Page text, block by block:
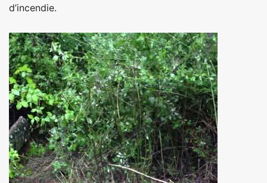
d’incendie.